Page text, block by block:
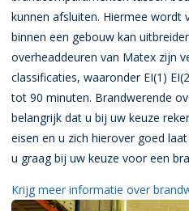
kunnen afsluiten. Hiermee wordt
binnen een gebouw kan
overheaddeuren van Matex zijn
classificaties, waaronder EI(1)
tot 90 minuten. Brandwerende
belangrijk dat u bij uw keuze
eisen en u zich hierover goed
u graag bij uw keuze voor een
Krijg meer informatie over